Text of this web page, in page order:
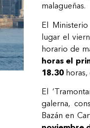
malagueñas.
El
lugar el
horario de
horas el
18.30horas,
El
galerna,
Bazán en